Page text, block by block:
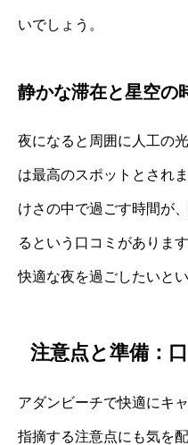
いでしょう。
静かな滞在と星空の
夜になると周囲に人工の
は最高のスポットとされ
けさの中で過ごす時間が
るという口コミがありま
快適な夜を過ごしたいと
注意点と準備：
アダンビーチで快適にキ
指摘する注意点にも気を